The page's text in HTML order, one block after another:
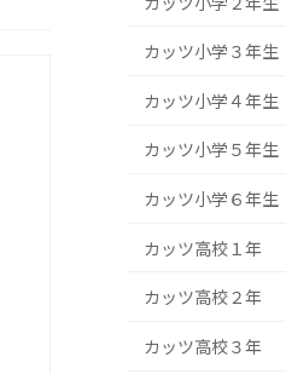
カッツ小学３年生
カッツ小学４年生
カッツ小学５年生
カッツ小学６年生
カッツ高校１年
カッツ高校２年
カッツ高校３年